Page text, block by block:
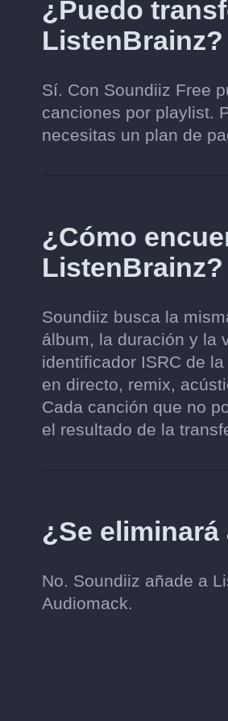
¿Puedo
ListenBrainz?
Sí. Con Soundiiz Free
canciones por playlist.
necesitas un plan de
¿Cómo
ListenBrainz?
Soundiiz busca la
álbum, la duración y la
identificador ISRC de
en directo, remix,
Cada canción que no
el resultado de la
¿Se
No. Soundiiz añade a
Audiomack.